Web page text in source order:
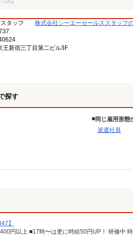
タッフ
株式会社シーエーセールススタッフ
新宿三丁目第二ビル3F
探す
同じ雇用形態
派遣社員
】
円以上 ■17時〜は更に時給50円UP！ 研修中